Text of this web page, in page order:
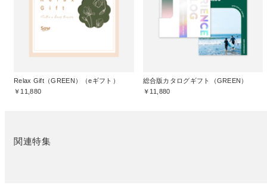
Relax Gift（GREEN）（eギフト）
￥11,880
総合版カタログギフト（GREEN）
￥11,880
関連特集